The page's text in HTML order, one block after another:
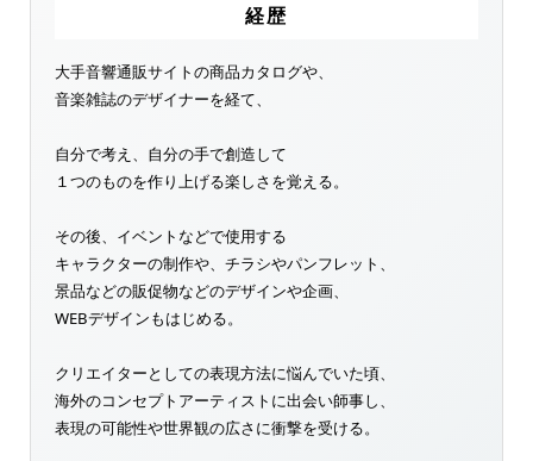
経歴
大手音響通販サイトの商品カタログや、
音楽雑誌のデザイナーを経て、
自分で考え、自分の手で創造して
１つのものを作り上げる楽しさを覚える。
その後、イベントなどで使用する
キャラクターの制作や、チラシやパンフレット、
景品などの販促物などのデザインや企画、
WEBデザインもはじめる。
クリエイターとしての表現方法に悩んでいた頃、
海外のコンセプトアーティストに出会い師事し、
表現の可能性や世界観の広さに衝撃を受ける。